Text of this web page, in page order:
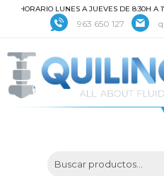
HORARIO LUNES A JUEVES DE 8:30H A 17H.
963 650 127